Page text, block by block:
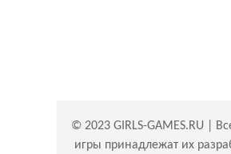
© 2023 GIRLS-GAMES.RU |
игры принадлежат их